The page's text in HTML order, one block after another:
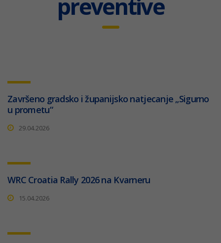
Završeno gradsko i županijsko natjecanje „Sigurno
u prometu“
29.04.2026
WRC Croatia Rally 2026 na Kvarneru
15.04.2026